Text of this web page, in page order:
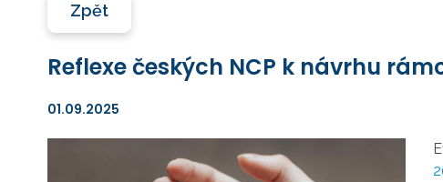
Zpět
Reflexe českých NCP k návrhu
01.09.2025